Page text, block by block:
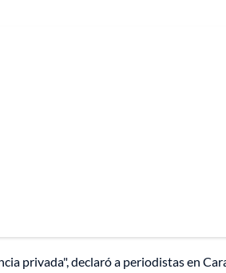
privada", declaró a periodistas en